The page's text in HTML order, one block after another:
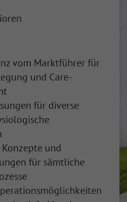
vom Marktführer für
und Care-
für diverse
und
für sämtliche